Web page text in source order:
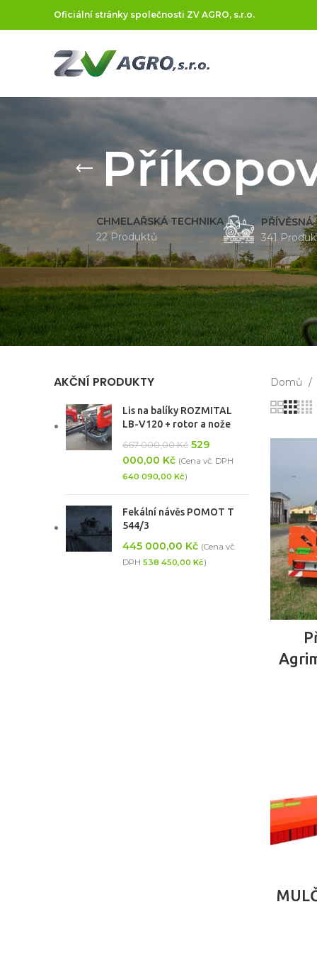
Oficiální stránky společnosti ZV AGRO, s.r.o.
CHMELAŘSKÁ TECHNIKA
22 Produktů
PŘÍVĚSNÁ
341
AKČNÍ PRODUKTY
Lis na balíky ROZMITAL
LB-V120 + rotor a nože
667 000,00Kč 529
000,00 Kč (Cena vč. DPH
640 090,00 Kč)
Fekální návěs POMOT T
544/3
445 000,00 Kč (Cena vč.
DPH 538 450,00 Kč)
Domů